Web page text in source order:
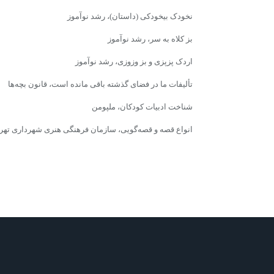
نخودک بیخودکی (داستان)، رشد نوآموز
بز کلاه به سر، رشد نوآموز
اردک پزپزی و بز وزوزی، رشد نوآموز
تألیفات ما در فضای گذشته باقی مانده است، قانون بچه‌ها
شناخت ادبیات کودکان، ملپومن
انواع قصه و قصه‌گویی، سازمان فرهنگی هنری شهرداری